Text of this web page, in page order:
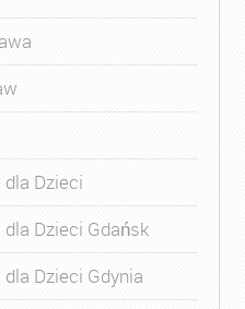
Dzieci
Dzieci Gdańsk
Dzieci Gdynia